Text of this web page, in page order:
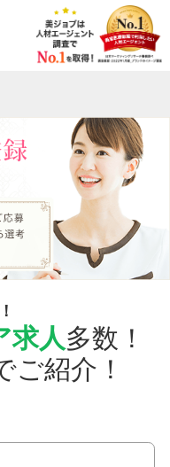
求人多数！
ご紹介！